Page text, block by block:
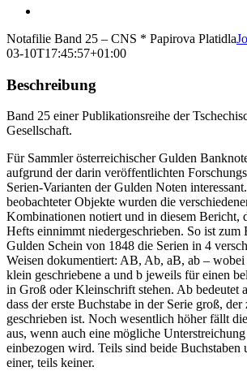
Notafilie Band 25 – CNS * Papirova Platidla
03-10T17:45:57+01:00
Beschreibung
Band 25 einer Publikationsreihe der
Gesellschaft.
Für Sammler österreichischer Gulden
aufgrund der darin veröffentlichten
Serien-Varianten der Gulden Noten
beobachteter Objekte wurden die
Kombinationen notiert und in diesem Bericht,
Hefts einnimmt niedergeschrieben. So ist zum
Gulden Schein von 1848 die Serien in 4
Weisen dokumentiert: AB, Ab, aB, ab – wobei
klein geschriebene a und b jeweils für einen
in Groß oder Kleinschrift stehen. Ab bedeutet
dass der erste Buchstabe in der Serie groß,
geschrieben ist. Noch wesentlich höher fällt
aus, wenn auch eine mögliche
einbezogen wird. Teils sind beide Buchstaben
einer, teils keiner.